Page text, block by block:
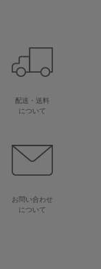
配送・送料
について
お問い合わせ
について